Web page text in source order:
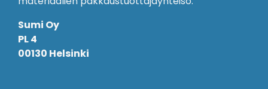
Sumi Oy
PL 4
00130 Helsinki